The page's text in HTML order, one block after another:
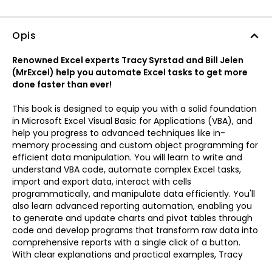
Opis
Renowned Excel experts Tracy Syrstad and Bill Jelen
(MrExcel) help you automate Excel tasks to get more
done faster than ever!
This book is designed to equip you with a solid foundation
in Microsoft Excel Visual Basic for Applications (VBA), and
help you progress to advanced techniques like in-
memory processing and custom object programming for
efficient data manipulation. You will learn to write and
understand VBA code, automate complex Excel tasks,
import and export data, interact with cells
programmatically, and manipulate data efficiently. You'll
also learn advanced reporting automation, enabling you
to generate and update charts and pivot tables through
code and develop programs that transform raw data into
comprehensive reports with a single click of a button.
With clear explanations and practical examples, Tracy